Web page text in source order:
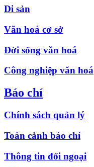
Di sản
Văn hoá cơ sở
Đời sống văn hoá
Công nghiệp văn hoá
Báo chí
Chính sách quản lý
Toàn cảnh báo chí
Thông tin đối ngoại